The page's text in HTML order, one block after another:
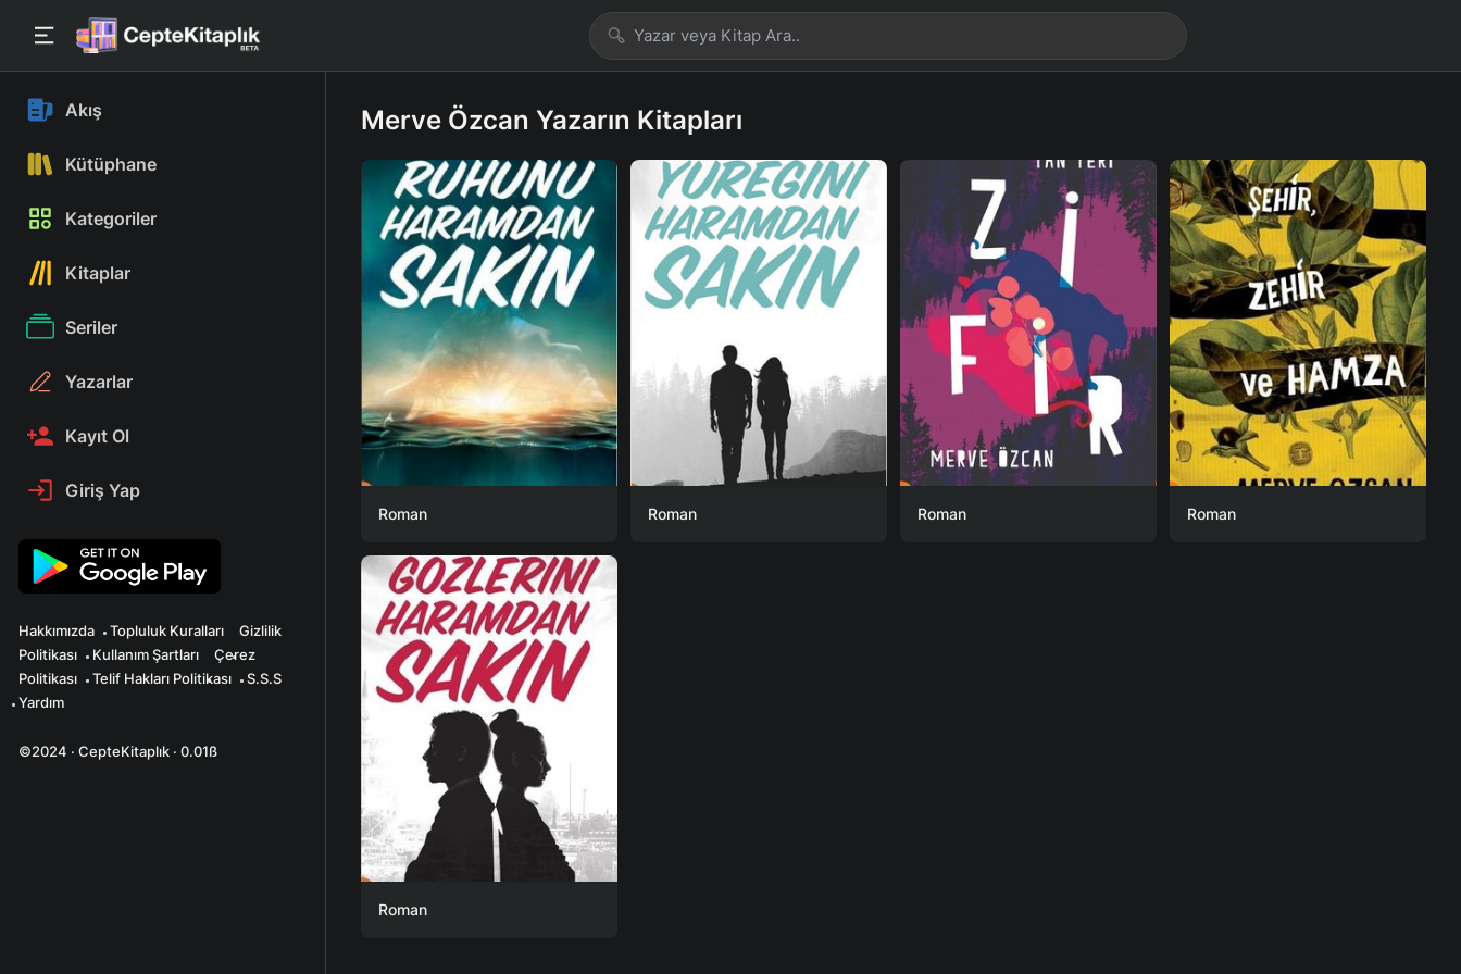
Akış
Kütüphane
Kategoriler
Kitaplar
Seriler
Yazarlar
Kayıt Ol
Giriş Yap
Hakkımızda Topluluk Kuralları
Gizlilik
Politikası
Kullanım Şartları
Çerez
Politikası
Telif Hakları Politikası
S.S.S
Yardım
©2024 · CepteKitaplık · 0.01ß
Merve Özcan Yazarın Kitapları
Roman Roman Roman Roman
Roman